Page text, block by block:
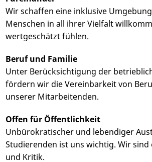
Wir schaffen eine inklusive
Menschen in all ihrer Vielfalt
wertgeschätzt fühlen.
Beruf und Familie
Unter Berücksichtigung der
fördern wir die Vereinbarkeit von
unserer Mitarbeitenden.
Offen für Öffentlichkeit
Unbürokratischer und lebendiger
Studierenden ist uns wichtig. Wir
und Kritik.